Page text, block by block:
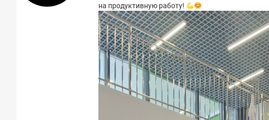
на продуктивную работу!